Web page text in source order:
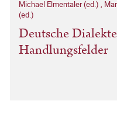
Michael Elmentaler (ed.) ,
(ed.)
Deutsche
Handlungsfelder